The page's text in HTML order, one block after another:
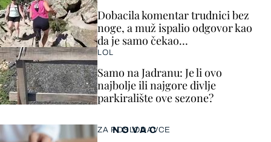
Dobacila komentar trudnici bez
noge, a muž ispalio odgovor kao
da je samo čekao…
LOL
Samo na Jadranu: Je li ovo
najbolje ili najgore divlje
parkiralište ove sezone?
NOVAC
ZA POSLODAVCE